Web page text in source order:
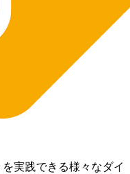
実践できる様々なダイ